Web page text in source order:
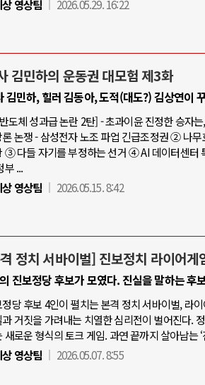
영상팀
2026.05.29. 16:22
김민하의 운동권 대모험 제3화
김민하, 힐러 김동아, 도적(대도?) 김상연이
도체 성과급 논란 2탄] - 초과이윤 진정한 승자
론 논쟁 - 삼성전자 노조 파업 긴급조정권 ② 나
③ 다들 자기를 부정하는 선거 ④ AI 데이터센터
부 ...
영상팀
2026.05.15. 8:42
정치 서바이벌] 진보정치 라이어게
진보정당 후보가 모였다. 진실을 말하는 후
당 후보 4인이 펼치는 본격 정치 서바이벌, 라
과 거짓을 가려내는 치열한 심리전이 벌어진다.
새로운 형식의 토크 게임. 과연 끝까지 살아남는
영상팀
2026.05.07. 8:55